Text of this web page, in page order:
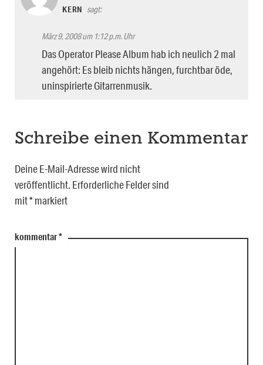
KERN sagt:
März 9, 2008 um 1:12 p.m. Uhr
Das Operator Please Album hab ich neulich 2 mal
angehört: Es bleib nichts hängen, furchtbar öde,
uninspirierte Gitarrenmusik.
Schreibe einen Kommentar
Deine E-Mail-Adresse wird nicht
veröffentlicht. Erforderliche Felder sind
mit*markiert
kommentar*